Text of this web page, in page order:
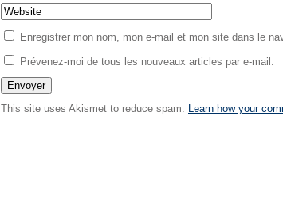
Enregistrer mon nom, mon e-mail et mon site dans le
Prévenez-moi de tous les nouveaux articles par e-mail.
This site uses Akismet to reduce spam. Learn how your